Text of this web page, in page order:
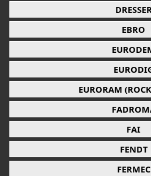
EBRO
EURORAM
FAI
FENDT
FERMEC